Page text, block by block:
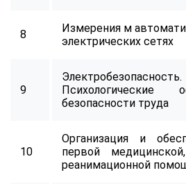
8
Измерения м
электрических сетях
9
Психологические
безопасности труда
10
Организация и
первой медицинской,
реанимационной